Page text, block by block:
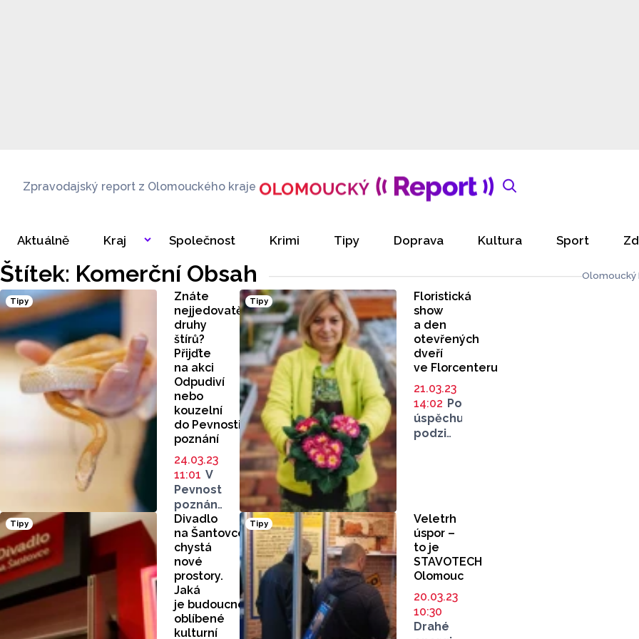
Zpravodajský report z Olomouckého kraje
Aktuálně Kraj Společnost Krimi Tipy Doprava Kultura Sport
Štítek: Komerční Obsah Olomoucký
Tipy
Znáte
nejjedovatější
druhy
štírů?
Přijďte
na akci
Odpudiví
nebo
kouzelní
do Pevnosti
poznání
24.03.23
11:01 V
Pevnosti
poznání
Přírodovědecké
fakulty
Univerzity
Palackého
v Olomouci
se o
víkendu
1. a 2.
Tipy
Floristická
show
a den
otevřených
dveří
ve Florcenteru
21.03.23
14:02 Po
úspěchu
podzimních
moře
(nejen)
červených
kvetoucích
vánočních
hvězd
připravujeme
podobnou
Tipy
Divadlo
na Šantovce
chystá
nové
prostory.
Jaká
je budoucnost
oblíbené
kulturní
Tipy
Veletrh
úspor –
to je
STAVOTECH
Olomouc
20.03.23
10:30
Drahé